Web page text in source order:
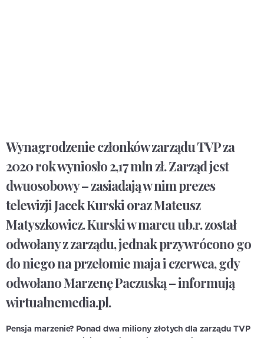
Wynagrodzenie członków zarządu TVP za
2020 rok wyniosło2,17 mln zł. Zarząd jest
dwuosobowy – zasiadają w nim prezes
telewizji Jacek Kurski oraz Mateusz
Matyszkowicz. Kurski w marcu ub.r. został
odwołany z zarządu, jednak przywrócono go
do niego na przełomie maja i czerwca, gdy
odwołano Marzenę Paczuską – informują
wirtualnemedia.pl.
Pensja marzenie? Ponad dwa miliony złotych dla zarządu TVP